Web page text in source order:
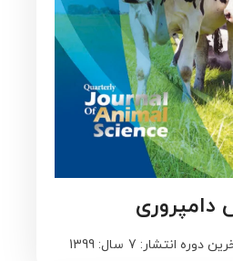
دامپروری
دوره انتشار: 7 سال: 1399